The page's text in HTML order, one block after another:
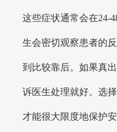
这些症状通常会在24-
生会密切观察患者的
到比较靠后。如果真
诉医生处理就好。选
才能很大限度地保护安